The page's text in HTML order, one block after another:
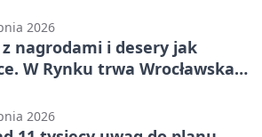
2026
z nagrodami i desery jak
W Rynku trwa Wrocławska
2026